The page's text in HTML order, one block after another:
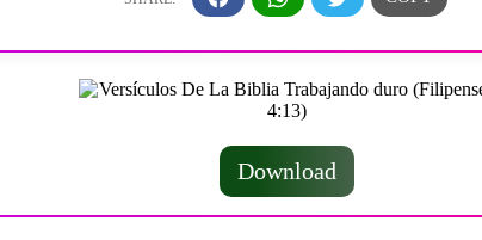
Download